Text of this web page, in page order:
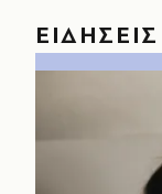
ΕΙΔΗΣΕΙΣ